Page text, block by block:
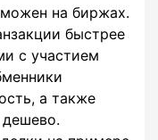
на биржах.
быстрее
с участием
а также